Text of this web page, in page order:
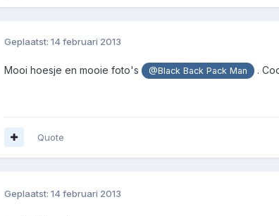
Geplaatst: 14 februari 2013
Mooi hoesje en mooie foto's @Black Back Pack Man .
Quote
Geplaatst: 14 februari 2013